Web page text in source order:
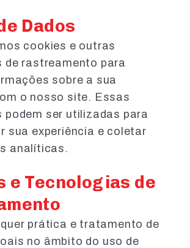
Dados
cookies e outras
de rastreamento para
sobre a sua
o nosso site. Essas
podem ser utilizadas para
sua experiência e coletar
analíticas.
e Tecnologias de
prática e tratamento de
no âmbito do uso de